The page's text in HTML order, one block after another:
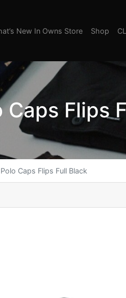
New In Owns Store Shop
Caps Flips
Caps Flips Full Black